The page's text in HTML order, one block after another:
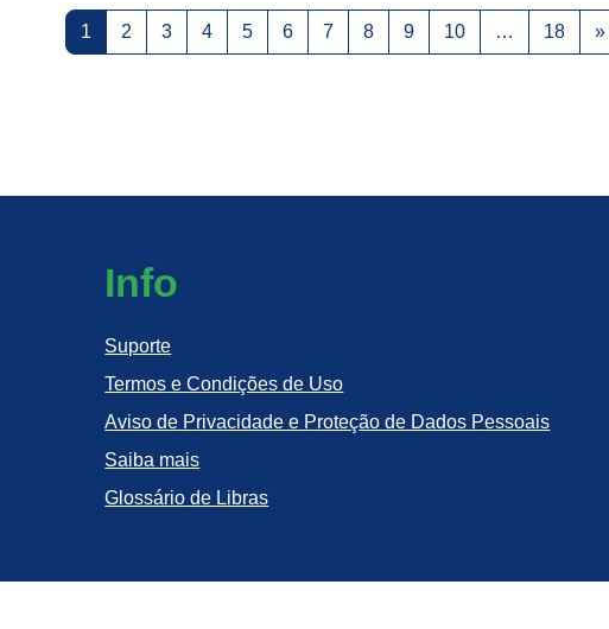
1 Page 1
2Page 2
3Page 3
4Page 4
5Page 5
6Page 6
7Page 7
8Page 8
9Page 9
10Page 10
… 18 »
Info
Suporte
Termos e Condições de Uso
Aviso de Privacidade e Proteção de Dados Pessoais
Saiba mais
Glossário de Libras